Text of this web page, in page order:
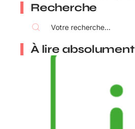
Recherche
À lire absolument